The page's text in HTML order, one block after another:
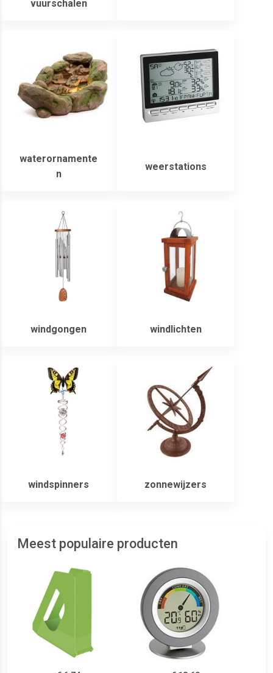
vuurschalen
waterornamente
n
weerstations
windgongen windlichten
windspinners zonnewijzers
Meest populaire producten